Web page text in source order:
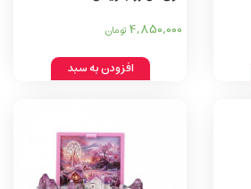
4,850,000 تومان
افزودن به سبد